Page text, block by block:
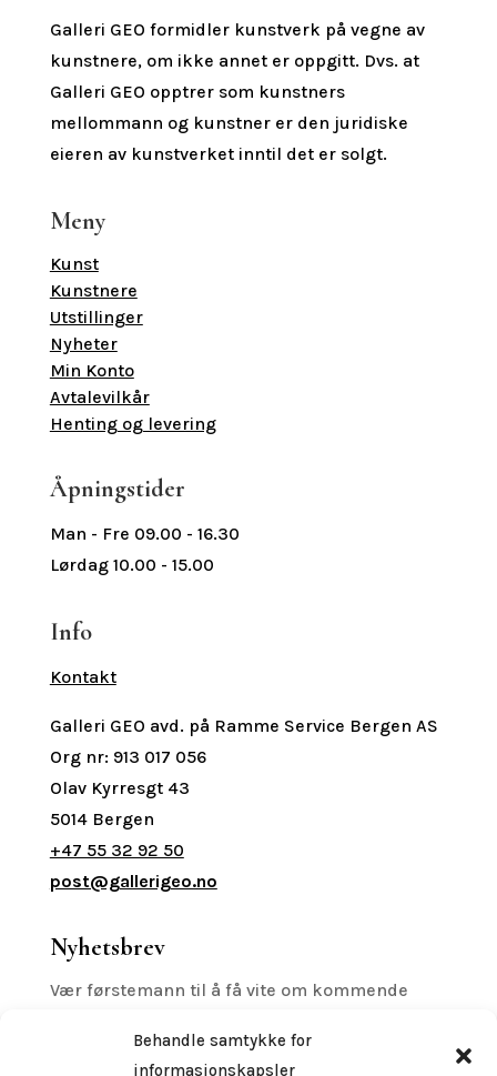
Behandle samtykke for
informasjonskapsler
Galleri GEO formidler kunstverk på vegne av
kunstnere, om ikke annet er oppgitt. Dvs. at
Galleri GEO opptrer som kunstners
mellommann og kunstner er den juridiske
eieren av kunstverket inntil det er solgt.
Meny
Kunst
Kunstnere
Utstillinger
Nyheter
Min Konto
Avtalevilkår
Henting og levering
Åpningstider
Man - Fre 09.00 - 16.30
Lørdag 10.00 - 15.00
Info
Kontakt
Galleri GEO avd. på Ramme Service Bergen AS
Org nr: 913 017 056
Olav Kyrresgt 43
5014 Bergen
+47 55 32 92 50
post@gallerigeo.no
Nyhetsbrev
Vær førstemann til å få vite om kommende